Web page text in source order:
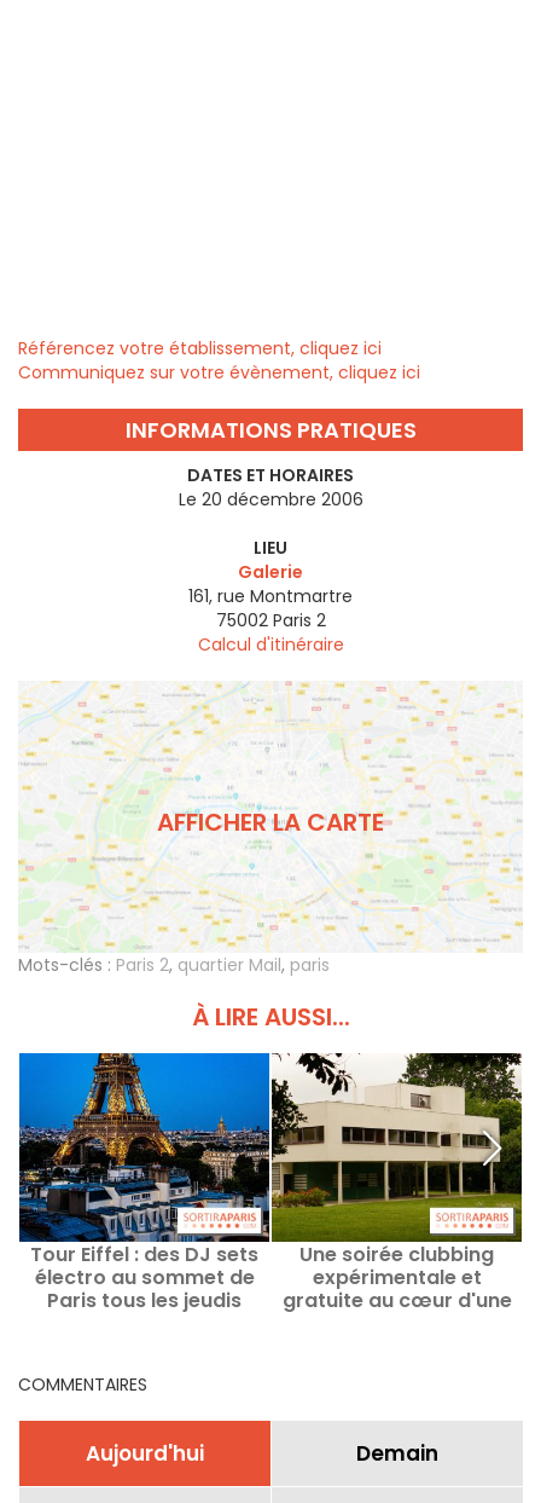
Référencez votre établissement, cliquez ici
Communiquez sur votre évènement, cliquez ici
INFORMATIONS PRATIQUES
DATES ET HORAIRES
Le 20 décembre 2006
LIEU
Galerie
161, rue Montmartre
75002 Paris 2
Calcul d'itinéraire
AFFICHER LA CARTE
Mots-clés : Paris 2, quartier Mail, paris
À LIRE AUSSI...
Tour Eiffel : des DJ sets
électro au sommet de
Paris tous les jeudis
Une soirée clubbing
expérimentale et
gratuite au cœur d'une
COMMENTAIRES
Aujourd'hui Demain